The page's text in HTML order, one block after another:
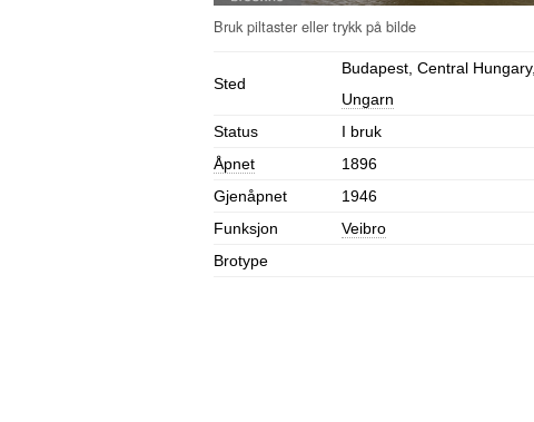
Sted
Budapest, Central Hungary,
Ungarn
Status
I bruk
Åpnet
1896
Gjenåpnet
1946
Funksjon
Veibro
Brotype